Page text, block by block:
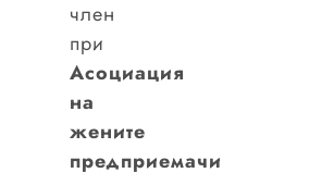
член
при
Асоциация
на
жените
предприемачи